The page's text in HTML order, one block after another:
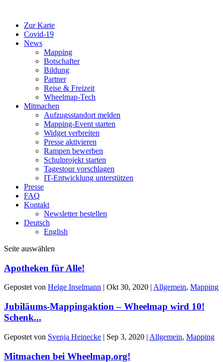
Zur Karte
Covid-19
News
Mapping
Botschafter
Bildung
Partner
Reise & Freizeit
Wheelmap-Tech
Mitmachen
Aufzugsstandort melden
Mapping-Event starten
Widget verbreiten
Presse aktivieren
Rampen bewerben
Schulprojekt starten
Tagestour vorschlagen
IT-Entwicklung unterstützen
Presse
FAQ
Kontakt
Newsletter bestellen
Deutsch
English
Seite auswählen
Apotheken für Alle!
Gepostet von Helge Inselmann | Okt 30, 2020 | Allgemein, Mapping
Jubiläums-Mappingaktion – Wheelmap wird 10!
Schenk...
Gepostet von Svenja Heinecke | Sep 3, 2020 | Allgemein, Mapping
Mitmachen bei Wheelmap.org!